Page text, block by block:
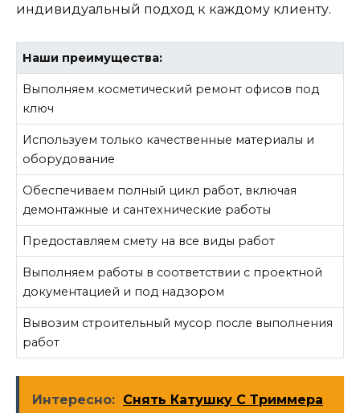
индивидуальный подход к каждому клиенту.
Наши преимущества:
Выполняем косметический ремонт офисов под
ключ
Используем только качественные материалы и
оборудование
Обеспечиваем полный цикл работ, включая
демонтажные и сантехнические работы
Предоставляем смету на все виды работ
Выполняем работы в соответствии с проектной
документацией и под надзором
Вывозим строительный мусор после выполнения
работ
Интересно: Снять Катушку С Триммера